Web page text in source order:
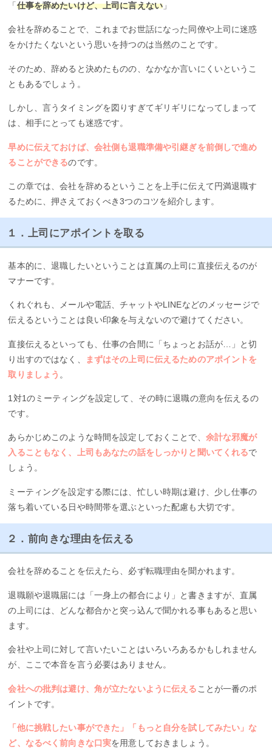
「 仕事を辞めたいけど、上司に言えない 」
会社を辞めることで、これまでお世話になった同僚や上司に迷惑
をかけたくないという思いを持つのは当然のことです。
そのため、辞めると決めたものの、なかなか言いにくいというこ
ともあるでしょう。
しかし、言うタイミングを図りすぎてギリギリになってしまって
は、相手にとっても迷惑です。
早めに伝えておけば、会社側も退職準備や引継ぎを前倒しで進め
ることができるのです。
この章では、会社を辞めるということを上手に伝えて円満退職す
るために、押さえておくべき3つのコツを紹介します。
１．上司にアポイントを取る
基本的に、退職したいということは直属の上司に直接伝えるのが
マナーです。
くれぐれも、メールや電話、チャットやLINEなどのメッセージで
伝えるということは良い印象を与えないので避けてください。
直接伝えるといっても、仕事の合間に「ちょっとお話が…」と切
り出すのではなく、
まずはその上司に伝えるためのアポイントを
取りましょう 。
1対1のミーティングを設定して、その時に退職の意向を伝えるの
です。
あらかじめこのような時間を設定しておくことで、 余計な邪魔が
入ることもなく、上司もあなたの話をしっかりと聞いてくれるで
しょう。
ミーティングを設定する際には、忙しい時期は避け、少し仕事の
落ち着いている日や時間帯を選ぶといった配慮も大切です。
２．前向きな理由を伝える
会社を辞めることを伝えたら、必ず転職理由を聞かれます。
退職願や退職届には「一身上の都合により」と書きますが、直属
の上司には、どんな都合かと突っ込んで聞かれる事もあると思い
ます。
会社や上司に対して言いたいことはいろいろあるかもしれません
が、ここで本音を言う必要はありません。
会社への批判は避け、角が立たないように伝える ことが一番のポ
イントです。
「他に挑戦したい事ができた」「もっと自分を試してみたい」な
ど、なるべく前向きな口実を用意しておきましょう。